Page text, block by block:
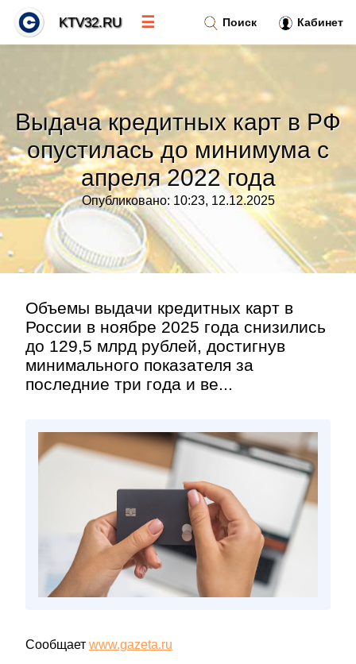
Выдача кредитных карт в РФ
опустилась до минимума с
апреля 2022 года
Опубликовано: 10:23, 12.12.2025
Объемы выдачи кредитных карт в
России в ноябре 2025 года снизились
до 129,5 млрд рублей, достигнув
минимального показателя за
последние три года и ве...
Сообщает www.gazeta.ru
Поиск Кабинет
KTV32.RU ☰
Тренды новостей»
Рубрики»
Правила
Контакт»